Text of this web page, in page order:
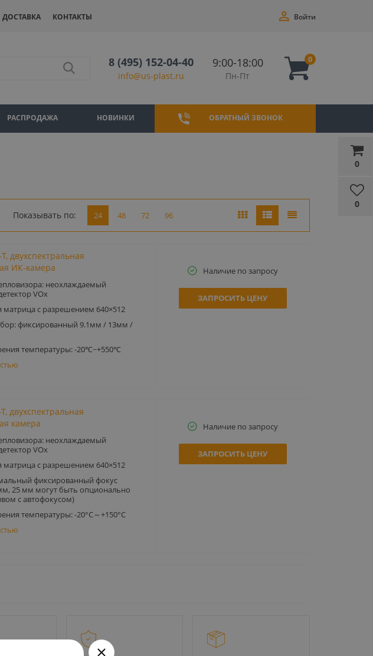
ДОСТАВКА КОНТАКТЫ
0
0
Войти
8 (495) 152-04-40
info@us-plast.ru
9:00-18:00
Пн-Пт
0
РАСПРОДАЖА НОВИНКИ ОБРАТНЫЙ ЗВОНОК
Показывать по: 24 48 72 96
двухспектральная
ИК-камера
неохлаждаемый
VOx
матрица с разрешением 640×512
фиксированный 9.1мм / 13мм /
температуры: -20℃~+550℃
Наличие по запросу
ЗАПРОСИТЬ ЦЕНУ
двухспектральная
камера
неохлаждаемый
VOx
матрица с разрешением 640×512
фиксированный фокус
25 мм могут быть опционально
с автофокусом)
температуры: -20°C～+150°C
Наличие по запросу
ЗАПРОСИТЬ ЦЕНУ